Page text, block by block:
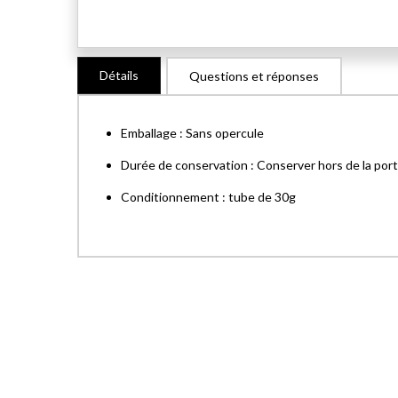
Skip
the
Détails
Emballage : Sans opercule
Durée de conservation : Conserver hors de la
Conditionnement : tube de 30g
Questions et réponses